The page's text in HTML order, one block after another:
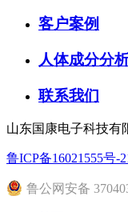
客户案例
人体成分分
联系我们
山东国康电子科技有
鲁ICP备16021555号-
鲁公网安备